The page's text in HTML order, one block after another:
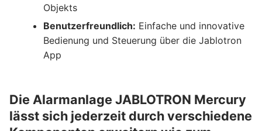
Objekts
Benutzerfreundlich: Einfache und innovative
Bedienung und Steuerung über die Jablotron
App
Die Alarmanlage JABLOTRON Mercury
lässt sich jederzeit durch verschiedene